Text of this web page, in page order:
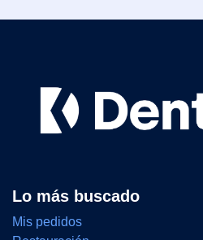
Lo más buscado
Mis pedidos